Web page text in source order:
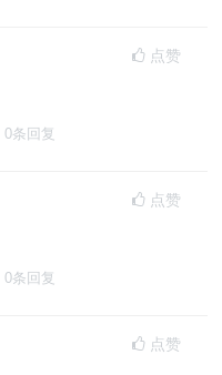
点赞
0条回复
点赞
0条回复
点赞